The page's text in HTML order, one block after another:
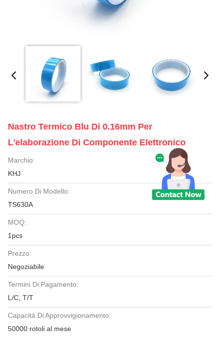
Nastro Termico Blu Di 0.16mm Per
L'elaborazione Di Componente Elettronico
Marchio:
KHJ
Numero Di Modello:
TS630A
MOQ:
1pcs
Prezzo:
Negoziabile
Termini Di Pagamento:
L/C, T/T
Capacità Di Approvvigionamento:
50000 rotoli al mese